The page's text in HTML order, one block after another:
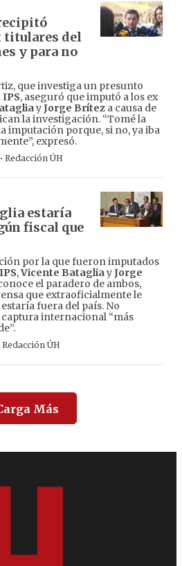
titulares del
y para no
que investiga un presunto
IPS, aseguró que imputó a los ex
yJorge Brítez a causa de
la investigación. “Tomé la
imputación porque, si no, ya iba
expresó.
· Redacción ÚH
estaría
fiscal que
por la que fueron imputados
IPS,Vicente BatagliayJorge
el paradero de ambos,
que extraoficialmente le
fuera del país. No
internacional “más
Redacción ÚH
Más